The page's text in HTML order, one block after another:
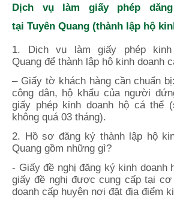
Dịch vụ làm giấy phép
tại Tuyên Quang (thành lập hộ
1. Dịch vụ làm giấy phép
Quang để thành lập hộ kinh doanh
– Giấy tờ khách hàng cần chuẩn
công dân, hộ khẩu của người
giấy phép kinh doanh hộ cá thể
không quá 03 tháng).
2. Hồ sơ đăng ký thành lập hộ
Quang gồm những gì?
- Giấy đề nghị đăng ký kinh doanh
giấy đề nghị được cung cấp tại cơ
doanh cấp huyện nơi đặt địa điểm